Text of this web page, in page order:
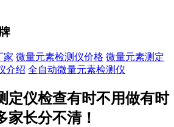
家 微量元素检测仪价格 微量元素测定
介绍 全自动微量元素检测仪
定仪检查有时不用做有时
家长分不清！